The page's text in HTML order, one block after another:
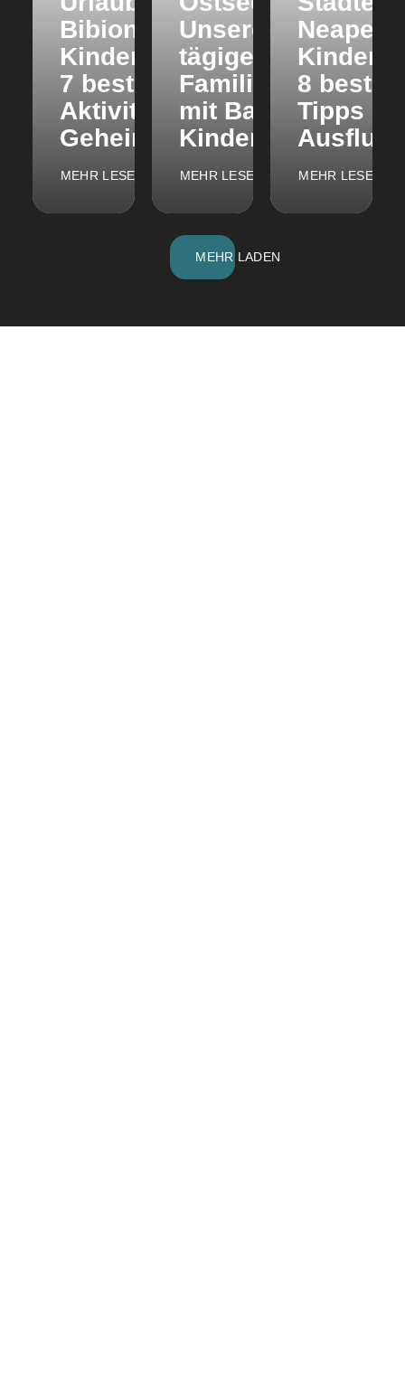
Bibione mit
Kindern: Die
7 besten
Aktivitäten +
Geheimtipps
MEHR LESEN
Unsere 10-
tägige
Familienreise
mit Baby und
Kindern
MEHR LESEN
Neapel
8 besten
Tipps &
MEHR LESEN
MEHR LADEN